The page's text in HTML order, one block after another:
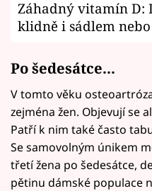
Záhadný vitamín D:
klidně i sádlem
Po šedesátce...
V tomto věku
zejména žen. Objevují se
Patří k nim také často
Se samovolným únikem
třetí žena po šedesátce,
pětinu dámské populace